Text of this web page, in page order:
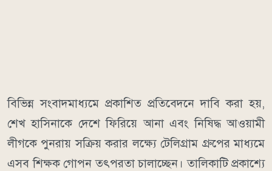
বিভিন্ন সংবাদমাধ্যমে প্রকাশিত প্রতিবেদনে দাবি করা হয়,
শেখ হাসিনাকে দেশে ফিরিয়ে আনা এবং নিষিদ্ধ আওয়ামী
লীগকে পুনরায় সক্রিয় করার লক্ষ্যে টেলিগ্রাম গ্রুপের মাধ্যমে
এসব শিক্ষক গোপন তৎপরতা চালাচ্ছেন। তালিকাটি প্রকাশ্যে